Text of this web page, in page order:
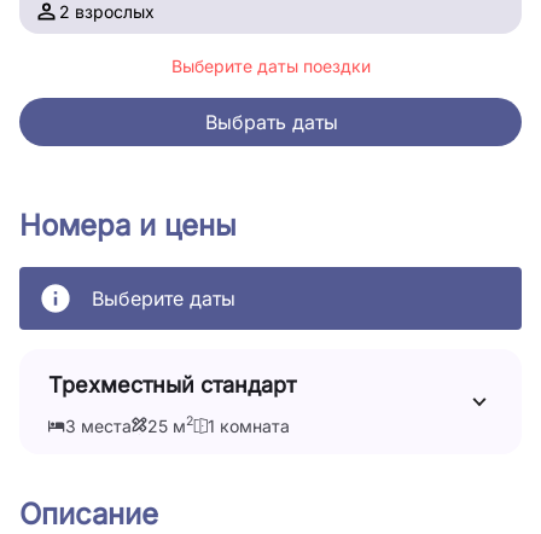
Номера и цены
Выберите даты
Трехместный стандарт
3 места 25 м2 1 комната
Описание
2 взрослых
Выберите даты поездки
Выбрать даты